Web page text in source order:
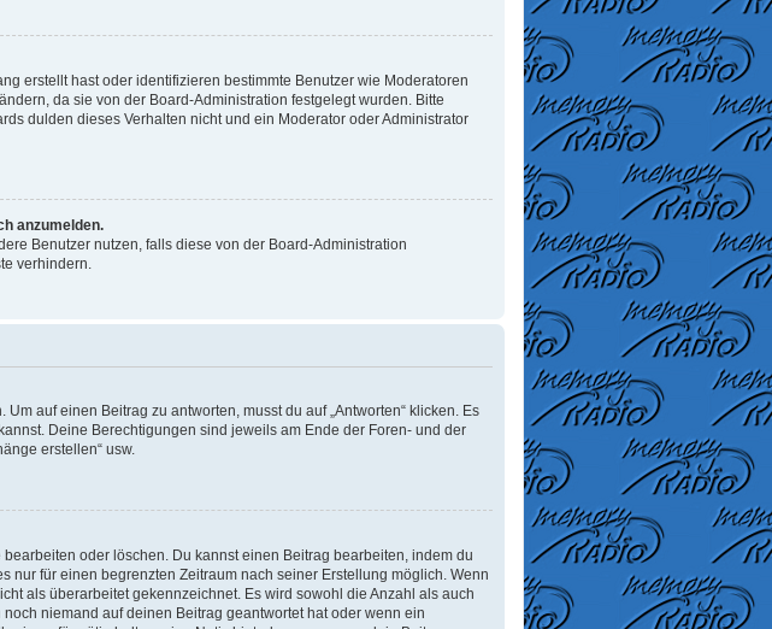
erstellt hast oder identifizieren bestimmte Benutzer wie Moderatoren
da sie von der Board-Administration festgelegt wurden. Bitte
dulden dieses Verhalten nicht und ein Moderator oder Administrator
anzumelden.
Benutzer nutzen, falls diese von der Board-Administration
verhindern.
auf einen Beitrag zu antworten, musst du auf „Antworten“ klicken. Es
Deine Berechtigungen sind jeweils am Ende der Foren- und der
erstellen“ usw.
oder löschen. Du kannst einen Beitrag bearbeiten, indem du
nur für einen begrenzten Zeitraum nach seiner Erstellung möglich. Wenn
als überarbeitet gekennzeichnet. Es wird sowohl die Anzahl als auch
niemand auf deinen Beitrag geantwortet hat oder wenn ein